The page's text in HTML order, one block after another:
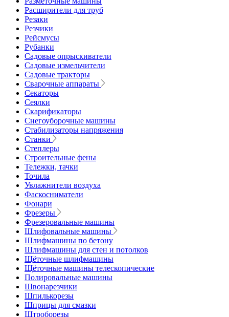
Расширители для труб
Резаки
Резчики
Рейсмусы
Рубанки
Садовые опрыскиватели
Садовые измельчители
Садовые тракторы
Сварочные аппараты
Секаторы
Сеялки
Скарификаторы
Снегоуборочные машины
Стабилизаторы напряжения
Станки
Степлеры
Строительные фены
Тележки, тачки
Точила
Увлажнители воздуха
Фаскосниматели
Фонари
Фрезеры
Фрезеровальные машины
Шлифовальные машины
Шлифмашины по бетону
Шлифмашины для стен и потолков
Щёточные шлифмашины
Щёточные машины телескопические
Полировальные машины
Швонарезчики
Шпилькорезы
Шприцы для смазки
Штроборезы